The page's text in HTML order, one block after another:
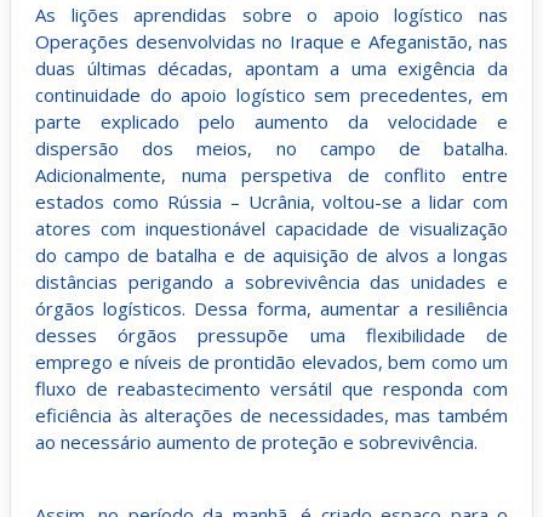
As lições aprendidas sobre o apoio logístico nas
Operações desenvolvidas no Iraque e Afeganistão, nas
duas últimas décadas, apontam a uma exigência da
continuidade do apoio logístico sem precedentes, em
parte explicado pelo aumento da velocidade e
dispersão dos meios, no campo de batalha.
Adicionalmente, numa perspetiva de conflito entre
estados como Rússia – Ucrânia, voltou-se a lidar com
atores com inquestionável capacidade de visualização
do campo de batalha e de aquisição de alvos a longas
distâncias perigando a sobrevivência das unidades e
órgãos logísticos. Dessa forma, aumentar a resiliência
desses órgãos pressupõe uma flexibilidade de
emprego e níveis de prontidão elevados, bem como um
fluxo de reabastecimento versátil que responda com
eficiência às alterações de necessidades, mas também
ao necessário aumento de proteção e sobrevivência.